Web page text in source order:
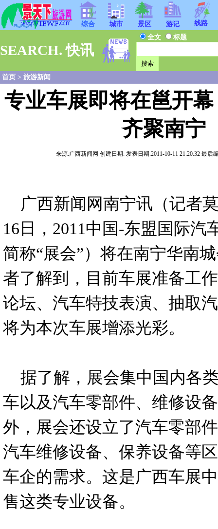
综合 城市 景区 游记 线路
SEARCH. 快讯
全文 标题
首页 > 旅游新闻
专业车展即将在邕开
齐聚南宁
来源:广西新闻网 创建日期: 发表日期:2011-10-11 21:20:32 最后
广西新闻网南宁讯（记者
16日，2011中国-东盟国际汽
简称“展会”）将在南宁华南
者了解到，目前车展准备工
论坛、汽车特技表演、抽取
将为本次车展增添光彩。
据了解，展会集中国内各
车以及汽车零部件、维修设
外，展会还设立了汽车零部
汽车维修设备、保养设备等
车企的需求。这是广西车展
售这类专业设备。